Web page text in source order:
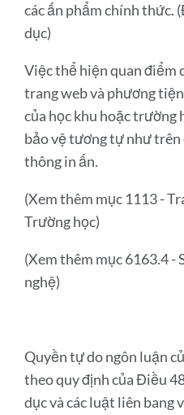
các ấn phẩm chính thức.
dục)
Việc thể hiện quan điểm
trang web và phương
của học khu hoặc trường
bảo vệ tương tự như
thông in ấn.
(Xem thêm mục 1113 -
Trường học)
(Xem thêm mục 6163.4 -
nghệ)
Quyền tự do ngôn luận
theo quy định của Điều
dục và các luật liên bang